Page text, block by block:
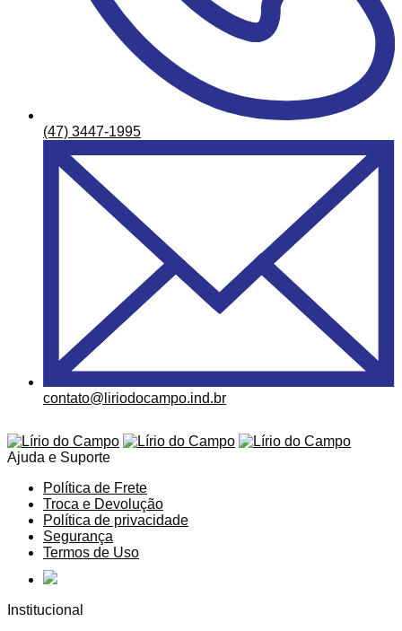
(47) 3447-1995
contato@liriodocampo.ind.br
Ajuda e Suporte
Política de Frete
Troca e Devolução
Política de privacidade
Segurança
Termos de Uso
Institucional